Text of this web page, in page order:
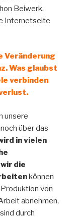
Beiwerk.
Internetseite
Veränderung
Was glaubst
verbinden
unsere
über das
in vielen
die
können
von
abnehmen,
durch